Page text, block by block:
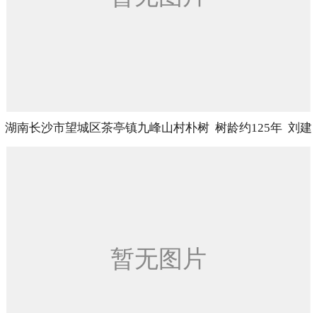
湖南长沙市望城区茶亭镇九峰山村朴树 树龄约125年 刘建